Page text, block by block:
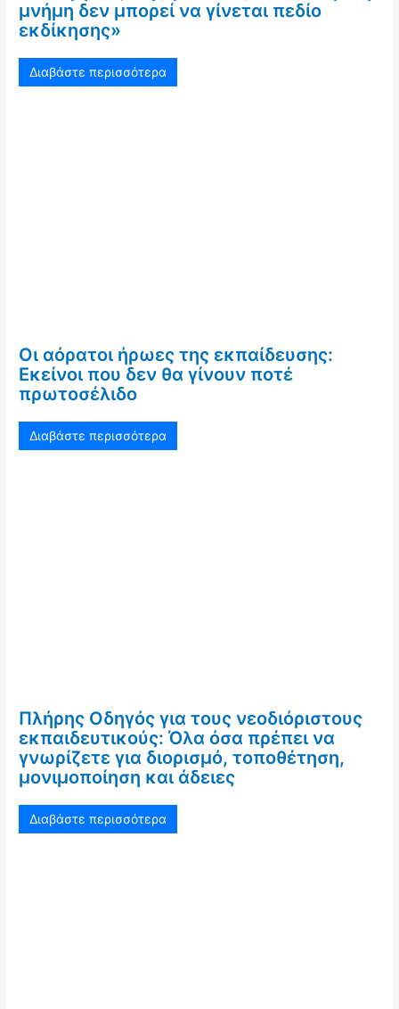
μνήμη δεν μπορεί να γίνεται πεδίο
εκδίκησης»
Διαβάστε περισσότερα
Οι αόρατοι ήρωες της εκπαίδευσης:
Εκείνοι που δεν θα γίνουν ποτέ
πρωτοσέλιδο
Διαβάστε περισσότερα
Πλήρης Οδηγός για τους νεοδιόριστους
εκπαιδευτικούς: Όλα όσα πρέπει να
γνωρίζετε για διορισμό, τοποθέτηση,
μονιμοποίηση και άδειες
Διαβάστε περισσότερα